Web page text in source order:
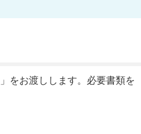
をお渡しします。必要書類を